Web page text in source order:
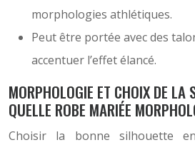
morphologies athlétiques.
Peut être portée avec des
accentuer l’effet élancé.
MORPHOLOGIE ET CHOIX DE LA
QUELLE ROBE MARIÉE
Choisir la bonne silhouette